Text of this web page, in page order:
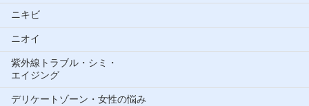
ニキビ
ニオイ
紫外線トラブル・シミ・
エイジング
デリケートゾーン・女性の悩み